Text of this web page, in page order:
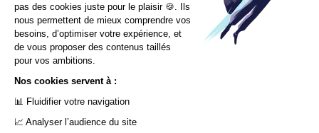
Nos autres sites web
In Extenso
In Extenso Recrutement
pas des cookies juste pour le plaisir 🍪. Ils
nous permettent de mieux comprendre vos
besoins, d’optimiser votre expérience, et
de vous proposer des contenus taillés
pour vos ambitions.
Nos cookies servent à :
📊 Fluidifier votre navigation
📈 Analyser l’audience du site